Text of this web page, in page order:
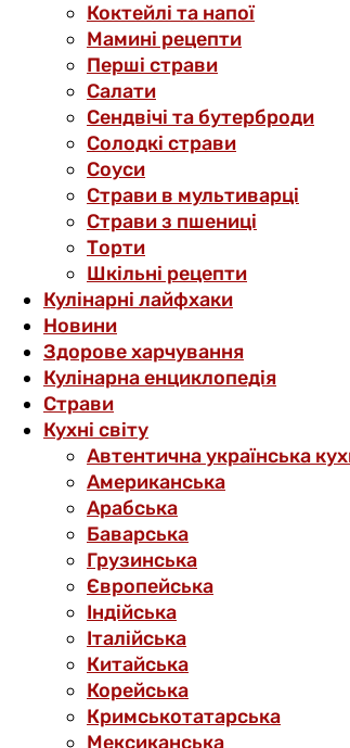
Коктейлі та напої
Мамині рецепти
Перші страви
Салати
Сендвічі та бутерброди
Солодкі страви
Соуси
Страви в мультиварці
Страви з пшениці
Торти
Шкільні рецепти
Кулінарні лайфхаки
Новини
Здорове харчування
Кулінарна енциклопедія
Страви
Кухні світу
Автентична українська
Американська
Арабська
Баварська
Грузинська
Європейська
Індійська
Італійська
Китайська
Корейська
Кримськотатарська
Мексиканська